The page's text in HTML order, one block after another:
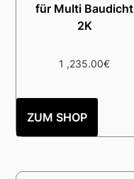
für Multi Baudicht
2K
1 ,235.00€
ZUM SHOP